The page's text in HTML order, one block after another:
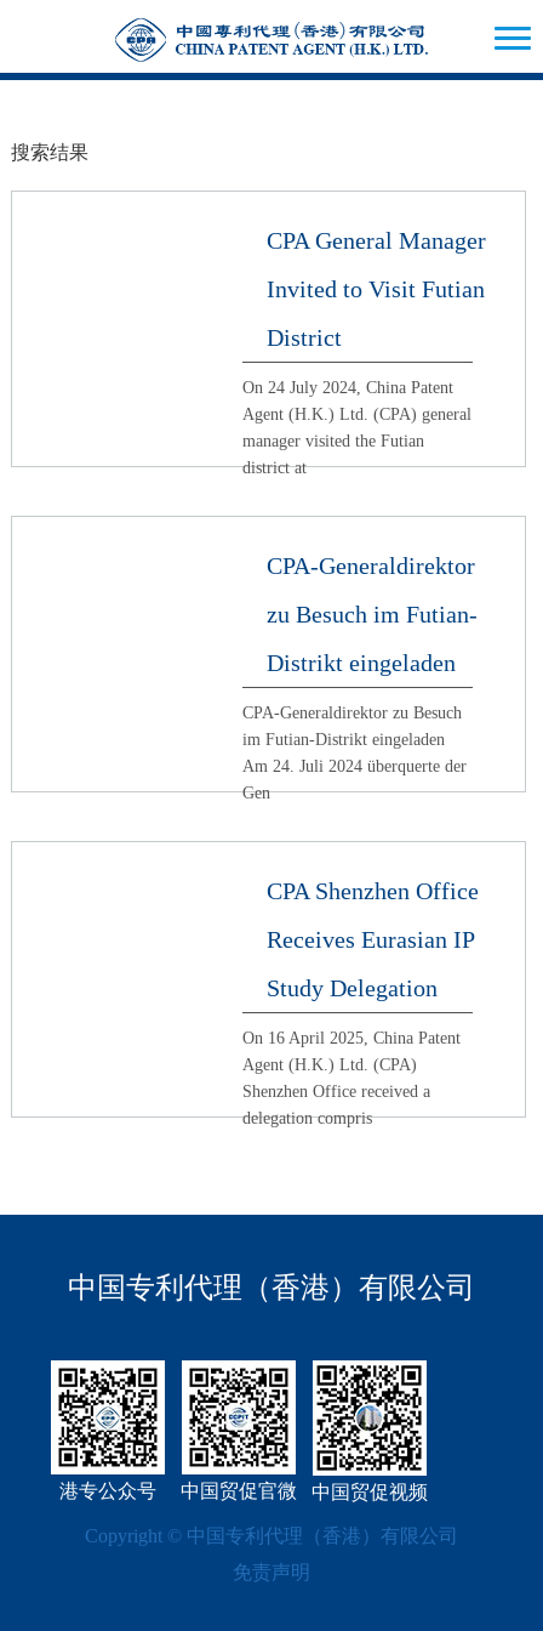
搜索结果
CPA General Manager
Invited to Visit Futian
District
On 24 July 2024, China Patent
Agent (H.K.) Ltd. (CPA) general
manager visited the Futian
district at
CPA-Generaldirektor
zu Besuch im Futian-
Distrikt eingeladen
CPA-Generaldirektor zu Besuch
im Futian-Distrikt eingeladen
Am 24. Juli 2024 überquerte der
Gen
CPA Shenzhen Office
Receives Eurasian IP
Study Delegation
On 16 April 2025, China Patent
Agent (H.K.) Ltd. (CPA)
Shenzhen Office received a
delegation compris
中国专利代理（香港）有限公司
港专公众号 中国贸促官微 中国贸促视频
Copyright © 中国专利代理（香港）有限公司
免责声明